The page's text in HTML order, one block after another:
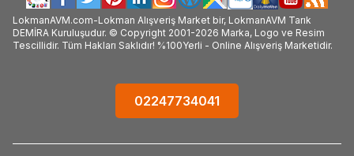
LokmanAVM.com-Lokman Alışveriş Market bir, LokmanAVM Tarık
DEMİRA Kuruluşudur. © Copyright 2001-2026 Marka, Logo ve Resim
Tescillidir. Tüm Hakları Saklıdır! %100Yerli - Online Alışveriş Marketidir.
02247734041